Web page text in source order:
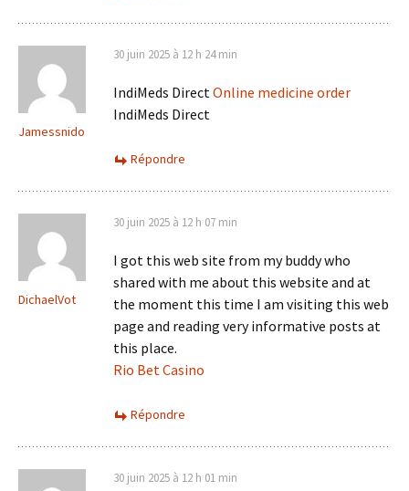
Jamessnido
30 juin 2025 à 12 h 24 min
IndiMeds DirectOnline medicine order
IndiMeds Direct
Répondre
DichaelVot
30 juin 2025 à 12 h 07 min
I got this web site from my buddy who
shared with me about this website and at
the moment this time I am visiting this web
page and reading very informative posts at
this place.
Rio Bet Casino
Répondre
30 juin 2025 à 12 h 01 min